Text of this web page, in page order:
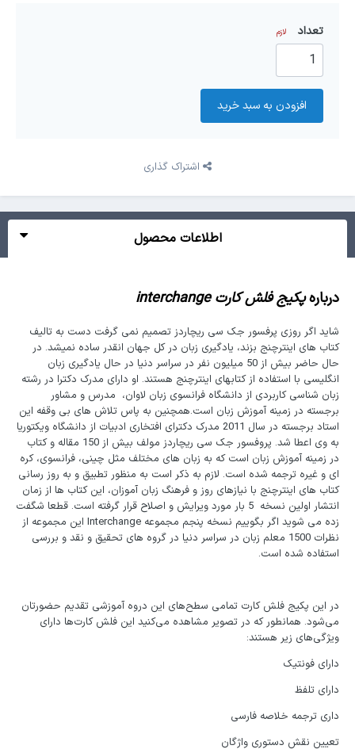
تعداد لازم
افزودن به سبد‌ خرید
اشتراک گذاری
اطلاعات محصول
دربارهپکیج فلش کارت interchange
شاید اگر روزی پرفسور جک سی ریچاردز تصمیم نمی گرفت دست به تالیف
کتاب های اینترچنج بزند، یادگیری زبان در کل جهان انقدر ساده نمی­شد. در
حال حاضر بیش از 50 میلیون نفر در سراسر دنیا در حال یادگیری زبان
انگلیسی با استفاده از کتاب­های اینترچنج هستند. او دارای مدرک دکترا در رشته
زبان شناسی کاربردی از دانشگاه فرانسوی زبان لاوان، مدرس و مشاور
برجسته در زمینه آموزش زبان است.همچنین به پاس تلاش های بی وقفه این
استاد برجسته در سال 2011 مدرک دکترای افتخاری ادبیات از دانشگاه ویکتوریا
به وی اعطا شد. پروفسور جک سی ریچاردز مولف بیش از 150 مقاله و کتاب
در زمینه آموزش زبان است که به زبان های مختلف مثل چینی، فرانسوی، کره
ای و غیره ترجمه شده است. لازم به ذکر است به منظور تطبیق و به روز رسانی
کتاب های اینترچنج با نیازهای روز و فرهنگ زبان آموزان، این کتاب ها از زمان
انتشار اولین نسخه 5 بار مورد ویرایش و اصلاح قرار گرفته است. قطعا شگفت
زده می شوید اگر بگوییم نسخه پنجم مجموعه Interchange این مجموعه از
نظرات 1500 معلم زبان در سراسر دنیا در گروه های تحقیق و نقد و بررسی
استفاده شده است.
در این پکیج فلش کارت تمامی سطح‌های این دروه آموزشی تقدیم حضورتان
می‌شود. همانطور که در تصویر مشاهده می‌کنید این فلش کارت‌ها دارای
ویژگی‌های زیر هستند:
دارای فونتیک
دارای تلفظ
داری ترجمه خلاصه فارسی
تعیین نقش دستوری واژگان